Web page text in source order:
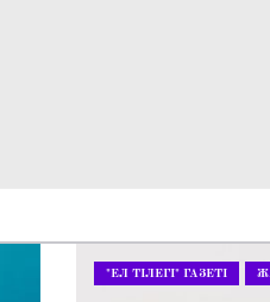
"ЕЛ ТІЛЕГІ" ГАЗЕТІ